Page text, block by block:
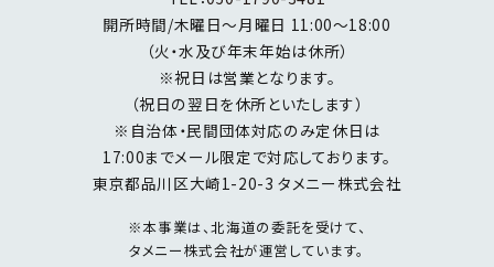
開所時間/木曜日～月曜日 11:00～18:00
（火・水及び年末年始は休所）
※祝日は営業となります。
（祝日の翌日を休所といたします）
※自治体・民間団体対応のみ定休日は
17:00までメール限定で対応しております。
東京都品川区大崎1-20-3 タメニー株式会社
※本事業は、北海道の委託を受けて、
タメニー株式会社が運営しています。